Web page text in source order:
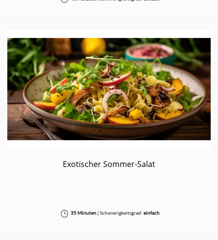
Exotischer Sommer-Salat
35 Minuten |Schwierigkeitsgrad:einfach